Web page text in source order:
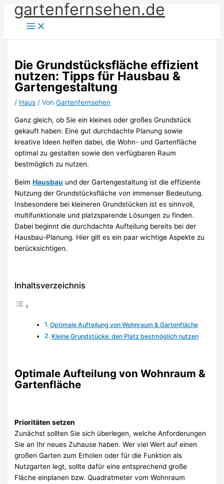
Zum
Inhalt
springen
gartenfernsehen.de
Die Grundstücksfläche effizient
nutzen: Tipps für Hausbau &
Gartengestaltung
/ Haus / VonGartenfernsehen
Ganz gleich, ob Sie ein kleines oder großes Grundstück
gekauft haben: Eine gut durchdachte Planung sowie
kreative Ideen helfen dabei, die Wohn- und Gartenfläche
optimal zu gestalten sowie den verfügbaren Raum
bestmöglich zu nutzen.
BeimHausbau und der Gartengestaltung ist die effiziente
Nutzung der Grundstücksfläche von immenser Bedeutung.
Insbesondere bei kleineren Grundstücken ist es sinnvoll,
multifunktionale und platzsparende Lösungen zu finden.
Dabei beginnt die durchdachte Aufteilung bereits bei der
Hausbau-Planung. Hier gilt es ein paar wichtige Aspekte zu
berücksichtigen.
Inhaltsverzeichnis
Optimale Aufteilung von Wohnraum & Gartenfläche
Kleine Grundstücke: den Platz bestmöglich nutzen
Optimale Aufteilung von Wohnraum &
Gartenfläche
Prioritäten setzen
Zunächst sollten Sie sich überlegen, welche Anforderungen
Sie an Ihr neues Zuhause haben. Wer viel Wert auf einen
großen Garten zum Erholen oder für die Funktion als
Nutzgarten legt, sollte dafür eine entsprechend große
Fläche einplanen bzw. Quadratmeter vom Wohnraum